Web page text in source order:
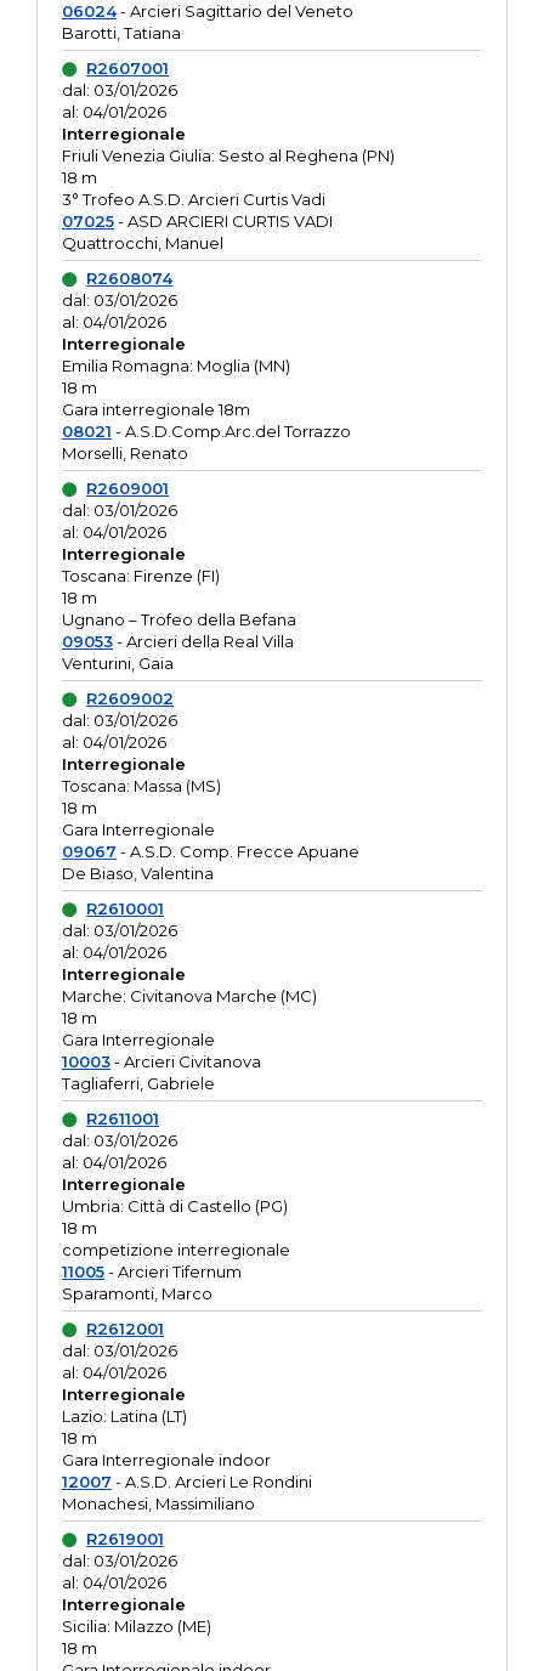
06024- Arcieri Sagittario del Veneto
Barotti, Tatiana
R2607001
dal: 03/01/2026
al: 04/01/2026
Interregionale
Friuli Venezia Giulia: Sesto al Reghena (PN)
18 m
3° Trofeo A.S.D. Arcieri Curtis Vadi
07025- ASD ARCIERI CURTIS VADI
Quattrocchi, Manuel
R2608074
dal: 03/01/2026
al: 04/01/2026
Interregionale
Emilia Romagna: Moglia (MN)
18 m
Gara interregionale 18m
08021 - A.S.D.Comp.Arc.del Torrazzo
Morselli, Renato
R2609001
dal: 03/01/2026
al: 04/01/2026
Interregionale
Toscana: Firenze (FI)
18 m
Ugnano – Trofeo della Befana
09053- Arcieri della Real Villa
Venturini, Gaia
R2609002
dal: 03/01/2026
al: 04/01/2026
Interregionale
Toscana: Massa (MS)
18 m
Gara Interregionale
09067 - A.S.D. Comp. Frecce Apuane
De Biaso, Valentina
R2610001
dal: 03/01/2026
al: 04/01/2026
Interregionale
Marche: Civitanova Marche (MC)
18 m
Gara Interregionale
10003- Arcieri Civitanova
Tagliaferri, Gabriele
R2611001
dal: 03/01/2026
al: 04/01/2026
Interregionale
Umbria: Città di Castello (PG)
18 m
competizione interregionale
11005- Arcieri Tifernum
Sparamonti, Marco
R2612001
dal: 03/01/2026
al: 04/01/2026
Interregionale
Lazio: Latina (LT)
18 m
Gara Interregionale indoor
12007 - A.S.D. Arcieri Le Rondini
Monachesi, Massimiliano
R2619001
dal: 03/01/2026
al: 04/01/2026
Interregionale
Sicilia: Milazzo (ME)
18 m